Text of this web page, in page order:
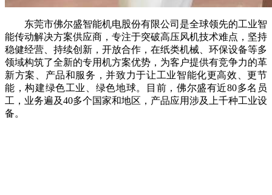
东莞市佛尔盛智能机电股份有限公司是全球领先的工业智
能传动解决方案供应商，专注于突破高压风机技术难点，坚持
稳健经营、持续创新，开放合作，在纸类机械、环保设备等多
领域构筑了全新的专用机方案优势，为客户提供有竞争力的革
新方案、产品和服务，并致力于让工业智能化更高效、更节
能，构建绿色工业、绿色地球。目前，佛尔盛有近80多名员
工，业务遍及40多个国家和地区，产品应用涉及上千种工业设
备。